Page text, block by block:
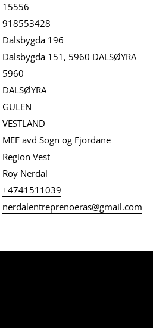
15556
918553428
Dalsbygda 196
Dalsbygda 151, 5960 DALSØYRA
5960
DALSØYRA
GULEN
VESTLAND
MEF avd Sogn og Fjordane
Region Vest
Roy Nerdal
+4741511039
nerdalentreprenoeras@gmail.com